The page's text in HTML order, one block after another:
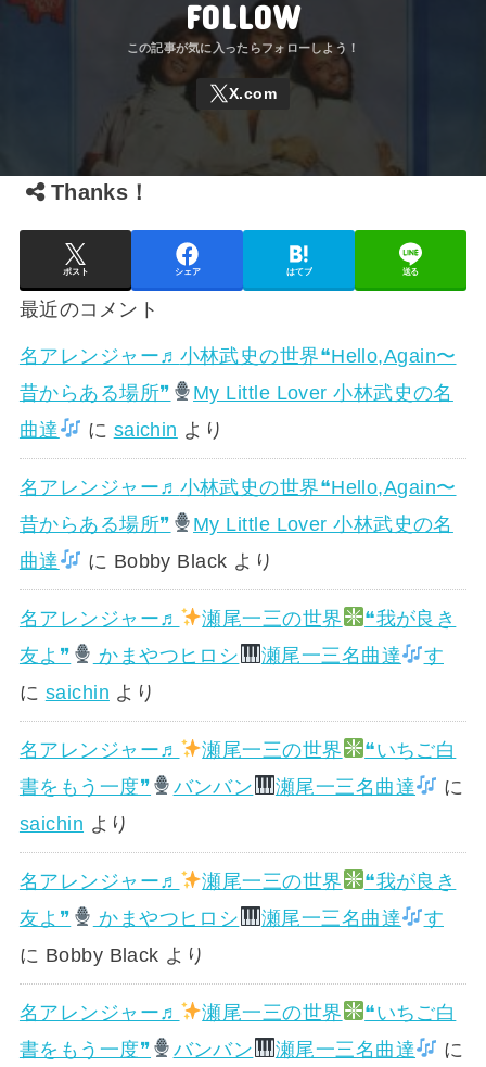
FOLLOW
Thanks！
ポスト シェア はてブ 送る
最近のコメント
名アレンジャー♬ 小林武史の世界❝Hello,Again〜
昔からある場所❞
My Little Lover 小林武史の名
曲達
に saichin より
名アレンジャー♬ 小林武史の世界❝Hello,Again〜
昔からある場所❞
My Little Lover 小林武史の名
曲達
に Bobby Black より
名アレンジャー♬ 瀬尾一三の世界
❝我が良き
友よ❞
かまやつヒロシ 瀬尾一三名曲達
す
に saichin より
名アレンジャー♬ 瀬尾一三の世界
❝いちご白
書をもう一度❞
バンバン 瀬尾一三名曲達
に
saichin より
名アレンジャー♬ 瀬尾一三の世界
❝我が良き
友よ❞
かまやつヒロシ 瀬尾一三名曲達
す
に Bobby Black より
名アレンジャー♬ 瀬尾一三の世界
❝いちご白
書をもう一度❞
バンバン 瀬尾一三名曲達
に